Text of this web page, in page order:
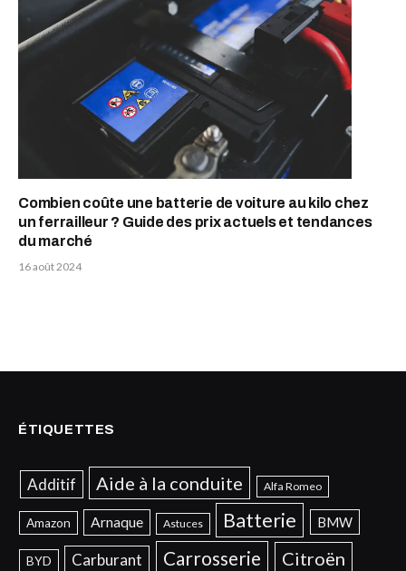
Combien coûte une batterie de voiture au kilo chez
un ferrailleur ? Guide des prix actuels et tendances
du marché
16 août 2024
ÉTIQUETTES
Additif Aide à la conduite Alfa Romeo
Amazon Arnaque Astuces Batterie BMW
BYD Carburant Carrosserie Citroën